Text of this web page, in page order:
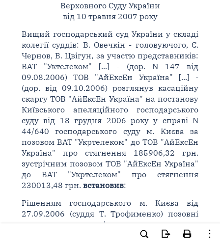
Верховного Суду України
від 10 травня 2007 року
Вищий господарський суд України у складі
колегії суддів: В. Овечкін - головуючого, Є.
Чернов, В. Цвігун, за участю представників:
ВАТ "Уктелеком" [...] - (дор. N 147 від
09.08.2006) ТОВ "АйЕксЕн Україна" [...] -
(дор. від 09.10.2006) розглянув касаційну
скаргу ТОВ "АйЕксЕн Україна" на постанову
Київського апеляційного господарського
суду від 18 грудня 2006 року у справі N
44/640 господарського суду м. Києва за
позовом ВАТ "Укртелеком" до ТОВ "АйЕксЕн
Україна" про стягнення 185906,32 грн.
зустрічним позовом ТОВ "АйЕксЕн Україна"
до ВАТ "Укртелеком" про стягнення
230013,48 грн. встановив:
Рішенням господарського м. Києва від
27.09.2006 (суддя Т. Трофименко) позовні
вимоги за первісним позовом про
стягнення заборгованості за договором